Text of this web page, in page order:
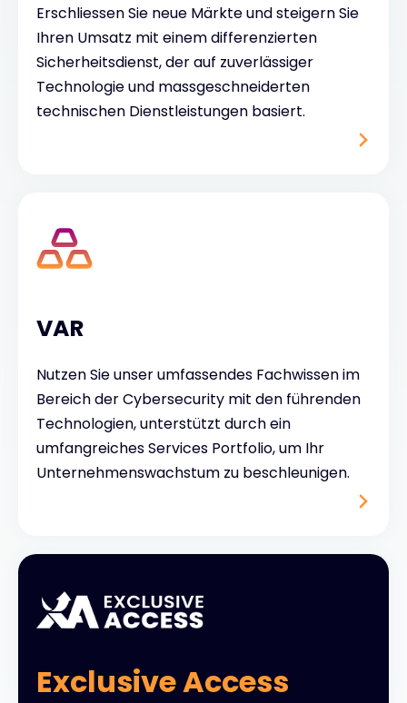
Erschliessen Sie neue Märkte und steigern Sie
Ihren Umsatz mit einem differenzierten
Sicherheitsdienst, der auf zuverlässiger
Technologie und massgeschneiderten
technischen Dienstleistungen basiert.
VAR
Nutzen Sie unser umfassendes Fachwissen im
Bereich der Cybersecurity mit den führenden
Technologien, unterstützt durch ein
umfangreiches Services Portfolio, um Ihr
Unternehmenswachstum zu beschleunigen.
Exclusive Access